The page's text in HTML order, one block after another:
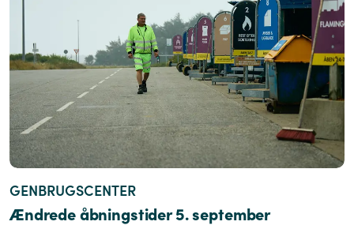
GENBRUGSCENTER
Ændrede åbningstider 5. september